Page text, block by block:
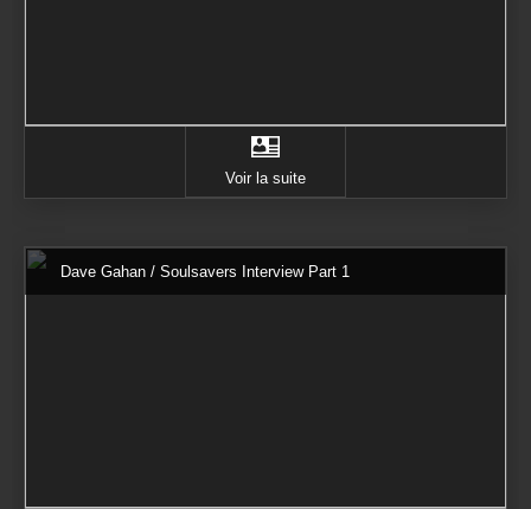
Voir la suite
Dave Gahan / Soulsavers Interview Part 1